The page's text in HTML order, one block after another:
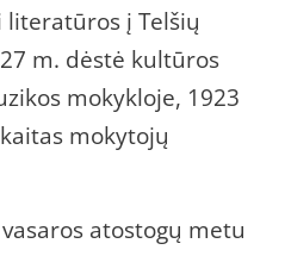
į Telšių
m. dėstė kultūros
mokykloje, 1923
mokytojų
atostogų metu